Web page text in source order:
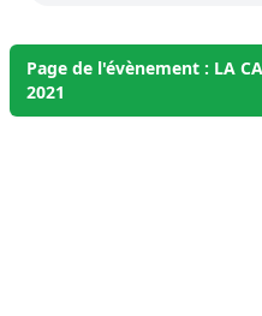
Page de l'évènement : LA
2021